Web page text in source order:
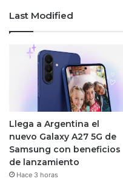
Last Modified
Llega a Argentina el
nuevo Galaxy A27 5G de
Samsung con beneficios
de lanzamiento
Hace 3 horas